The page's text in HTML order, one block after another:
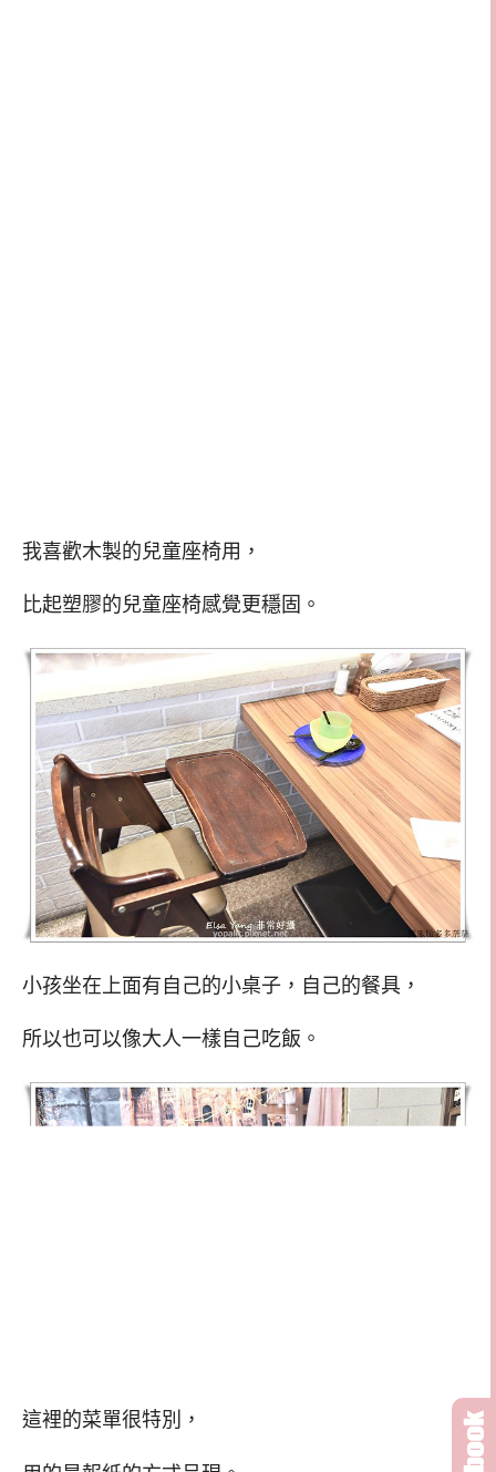
我喜歡木製的兒童座椅用，
比起塑膠的兒童座椅感覺更穩固。
小孩坐在上面有自己的小桌子，自己的餐具，
所以也可以像大人一樣自己吃飯。
這裡的菜單很特別，